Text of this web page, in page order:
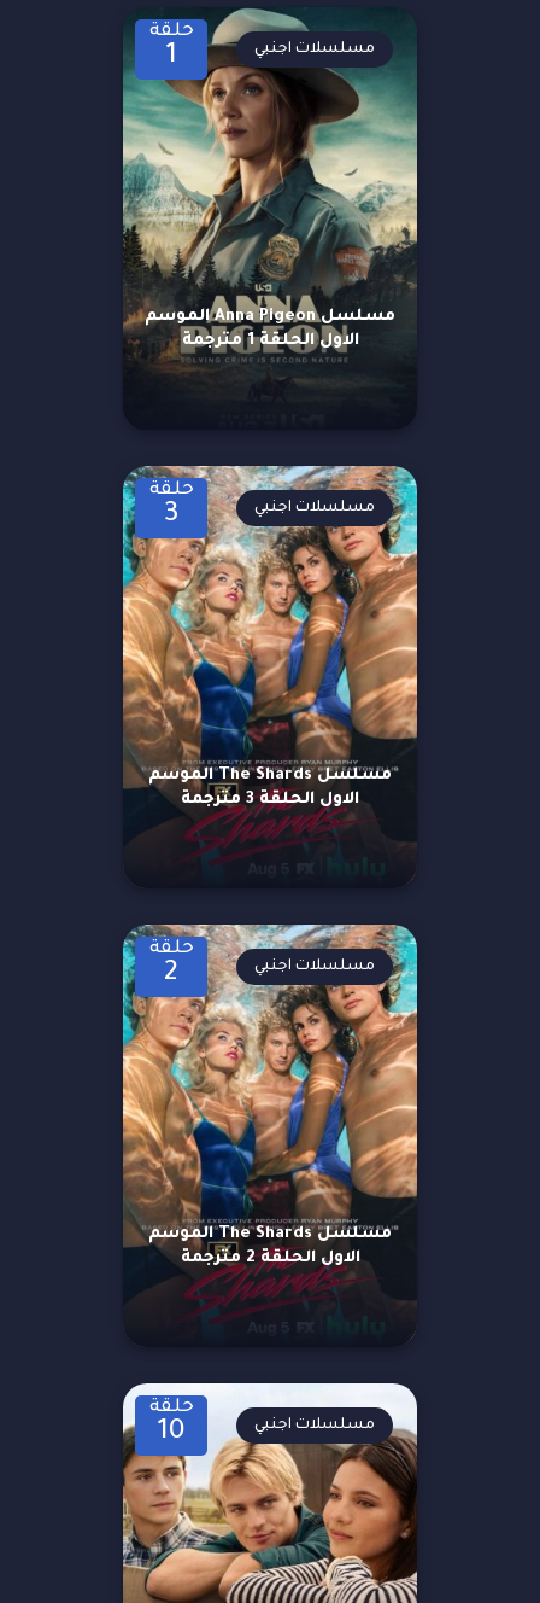
حلقة
1
مسلسل Anna Pigeon الموسم
الاول الحلقة 1 مترجمة
مسلسلات اجنبي
حلقة
3
مسلسل The Shards الموسم
الاول الحلقة 3 مترجمة
مسلسلات اجنبي
حلقة
2
مسلسل The Shards الموسم
الاول الحلقة 2 مترجمة
مسلسلات اجنبي
حلقة
10 مسلسلات اجنبي